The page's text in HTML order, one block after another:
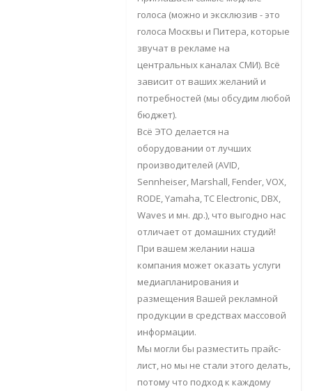
голоса (можно и эксклюзив - это
голоса Москвы и Питера, которые
звучат в рекламе на
центральных каналах СМИ). Всё
зависит от ваших желаний и
потребностей (мы обсудим любой
бюджет).
Всё ЭТО делается на
оборудовании от лучших
производителей (AVID,
Sennheiser, Marshall, Fender, VOX,
RODE, Yamaha, TC Electronic, DBX,
Waves и мн. др.), что выгодно нас
отличает от домашних студий!
При вашем желании наша
компания может оказать услуги
медиапланирования и
размещения Вашей рекламной
продукции в средствах массовой
информации.
Мы могли бы разместить прайс-
лист, но мы не стали этого делать,
потому что подход к каждому